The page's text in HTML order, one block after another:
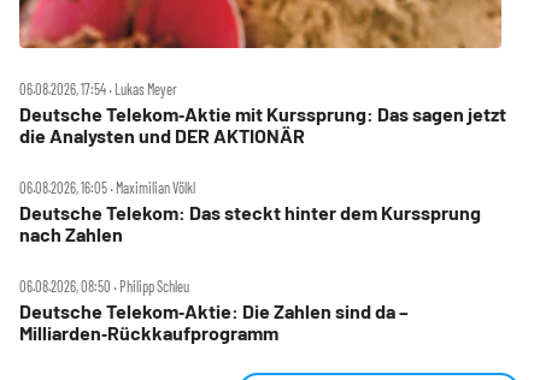
06.08.2026, 17:54 ‧ Lukas Meyer
Deutsche Telekom‑Aktie mit Kurssprung: Das sagen jetzt
die Analysten und DER AKTIONÄR
06.08.2026, 16:05 ‧ Maximilian Völkl
Deutsche Telekom: Das steckt hinter dem Kurssprung
nach Zahlen
06.08.2026, 08:50 ‧ Philipp Schleu
Deutsche Telekom‑Aktie: Die Zahlen sind da –
Milliarden‑Rückkaufprogramm